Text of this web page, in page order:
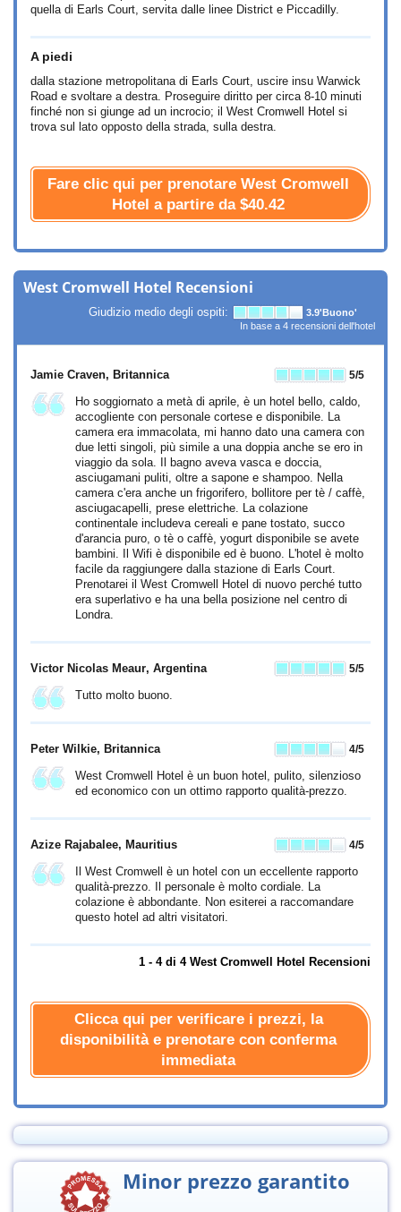
quella di Earls Court, servita dalle linee District e Piccadilly.
A piedi
dalla stazione metropolitana di Earls Court, uscire insu Warwick
Road e svoltare a destra. Proseguire diritto per circa 8-10 minuti
finché non si giunge ad un incrocio; il West Cromwell Hotel si
trova sul lato opposto della strada, sulla destra.
Fare clic qui per prenotare West Cromwell
Hotel a partire da $40.42
West Cromwell Hotel Recensioni
Giudizio medio degli ospiti: 3.9'Buono'
In base a 4 recensioni dell'hotel
Jamie Craven, Britannica 5/5
Ho soggiornato a metà di aprile, è un hotel bello, caldo,
accogliente con personale cortese e disponibile. La
camera era immacolata, mi hanno dato una camera con
due letti singoli, più simile a una doppia anche se ero in
viaggio da sola. Il bagno aveva vasca e doccia,
asciugamani puliti, oltre a sapone e shampoo. Nella
camera c'era anche un frigorifero, bollitore per tè / caffè,
asciugacapelli, prese elettriche. La colazione
continentale includeva cereali e pane tostato, succo
d'arancia puro, o tè o caffè, yogurt disponibile se avete
bambini. Il Wifi è disponibile ed è buono. L'hotel è molto
facile da raggiungere dalla stazione di Earls Court.
Prenotarei il West Cromwell Hotel di nuovo perché tutto
era superlativo e ha una bella posizione nel centro di
Londra.
Victor Nicolas Meaur, Argentina 5/5
Tutto molto buono.
Peter Wilkie, Britannica 4/5
West Cromwell Hotel è un buon hotel, pulito, silenzioso
ed economico con un ottimo rapporto qualità-prezzo.
Azize Rajabalee, Mauritius 4/5
Il West Cromwell è un hotel con un eccellente rapporto
qualità-prezzo. Il personale è molto cordiale. La
colazione è abbondante. Non esiterei a raccomandare
questo hotel ad altri visitatori.
1 - 4 di 4 West Cromwell Hotel Recensioni
Clicca qui per verificare i prezzi, la
disponibilità e prenotare con conferma
immediata
Minor prezzo garantito